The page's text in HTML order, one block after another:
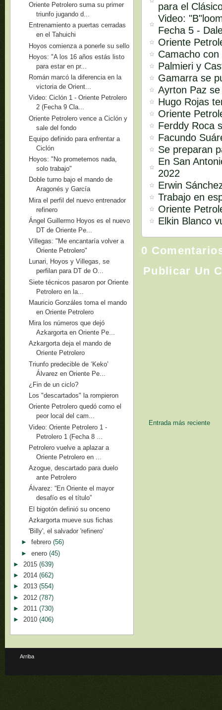
para el
Video:
Fecha 5 -
Oriente
Camacho
Palmieri y
Gamarra se
Ayrton Paz
Hugo Rojas
Oriente
Ferddy Roca
Facundo
Se preparan
En San
2022
Erwin
Trabajo en
Oriente
Elkin Blanco
0
Publicar Un
Entrada más reciente
Oriente Petrolero suma su primer
triunfo jugando d...
Entrenamiento a puertas cerradas
en el Tahuichi
Hoyos comienza a ponerle su sello
Hoyos: "A los 16 años estás listo
para estar en pr...
Román marcó la diferencia en la
victoria de Orient...
Video: Ciclón 1 - Oriente Petrolero
2 (Fecha 9 Cla...
Oriente Petrolero vence a Ciclón y
sale del fondo
Equipo definido para enfrentar a
Ciclón
Hoyos: "No prometemos nada,
solo trabajo"
Doble turno bajo el mando de
Aragonés y García
Mira el perfil del nuevo entrenador
refinero
Ángel Guillermo Hoyos es el nuevo
DT de Oriente Pe...
Villegas: "Me encantaría volver a
Oriente Petrolero"
Lunari, Hoyos y Villegas, se
perfilan para DT de O...
Siete técnicos pasaron por Oriente
Petrolero en la...
Mauricio Gonzáles toma el mando
en Oriente Petrolero
Mira los números que dejó
Azkargorta en Oriente Pe...
Azkargorta deja el mando de
Oriente Petrolero
Triunfo predecible de ‘Keko’
Álvarez en Oriente Pe...
¿Fin de un ciclo?
Los "descartados" la rompieron
Oriente Petrolero quedó como el
peor local del cam...
Video: Oriente Petrolero 1 -
Petrolero 1 (Fecha 8 ...
Petrolero vuelve a aplazar a
Oriente Petrolero en ...
Azogue, descartado para duelo
ante Petrolero
Álvarez: “En Oriente el mayor
desafío es el título”
El bigotón definió su onceno
Azkargorta mueve sus fichas
'Billy', el salvador 'refinero'
► febrero (56)
► enero (45)
► 2015 (639)
► 2014 (662)
► 2013 (554)
► 2012 (787)
► 2011 (730)
► 2010 (406)
Arriba